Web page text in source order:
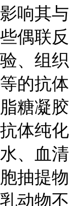
影响其
些偶联
验、组
等的抗
脂糖凝
抗体纯
水、血
胞抽提
乳动物